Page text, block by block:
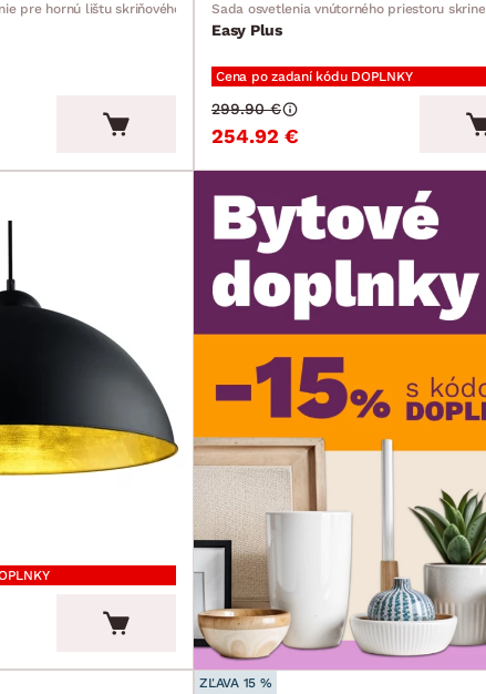
pre hornú lištu skriňového premosteniaSada osvetlenia vnútorného priestoru skrine
Easy Plus
Cena po zadaní kódu DOPLNKY
254.92 €
299.90 €
ZĽAVA 15 %